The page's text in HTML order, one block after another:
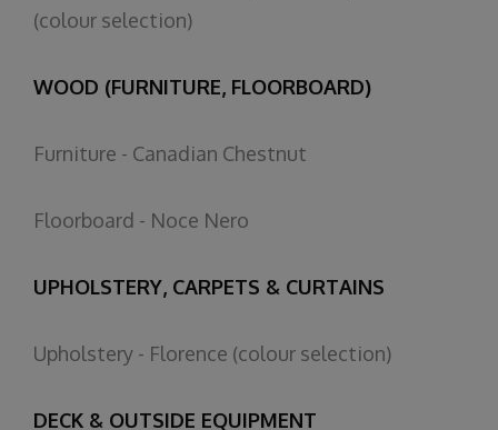
(colour selection)
WOOD (FURNITURE, FLOORBOARD)
Furniture - Canadian Chestnut
Floorboard - Noce Nero
UPHOLSTERY, CARPETS & CURTAINS
Upholstery - Florence (colour selection)
DECK & OUTSIDE EQUIPMENT